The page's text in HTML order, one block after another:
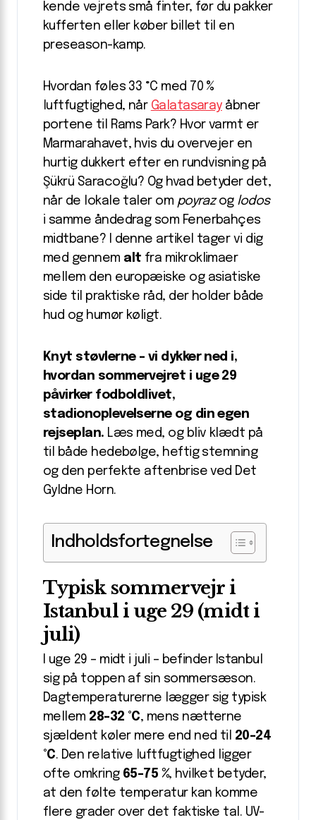
kende vejrets små finter, før du pakker
kufferten eller køber billet til en
preseason-kamp.
Hvordan føles 33 °C med 70 %
luftfugtighed, når Galatasarayåbner
portene til Rams Park? Hvor varmt er
Marmarahavet, hvis du overvejer en
hurtig dukkert efter en rundvisning på
Şükrü Saracoğlu? Og hvad betyder det,
når de lokale taler om poyrazog lodos
i samme åndedrag som Fenerbahçes
midtbane? I denne artikel tager vi dig
med gennem alt fra mikroklimaer
mellem den europæiske og asiatiske
side til praktiske råd, der holder både
hud og humør køligt.
Knyt støvlerne – vi dykker ned i,
hvordan sommervejret i uge 29
påvirker fodboldlivet,
stadionoplevelserne og din egen
rejseplan. Læs med, og bliv klædt på
til både hedebølge, heftig stemning
og den perfekte aftenbrise ved Det
Gyldne Horn.
Indholdsfortegnelse
Typisk sommervejr i
Istanbul i uge 29 (midt i
juli)
I uge 29 – midt i juli – befinder Istanbul
sig på toppen af sin sommersæson.
Dagtemperaturerne lægger sig typisk
mellem 28-32 °C, mens nætterne
sjældent køler mere end ned til 20-24
°C. Den relative luftfugtighed ligger
ofte omkring 65-75 %, hvilket betyder,
at den følte temperatur kan komme
flere grader over det faktiske tal. UV-